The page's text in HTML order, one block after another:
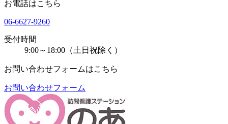
お電話はこちら
06-6627-9260
受付時間
9:00～18:00（土日祝除く）
お問い合わせフォームはこちら
お問い合わせフォーム